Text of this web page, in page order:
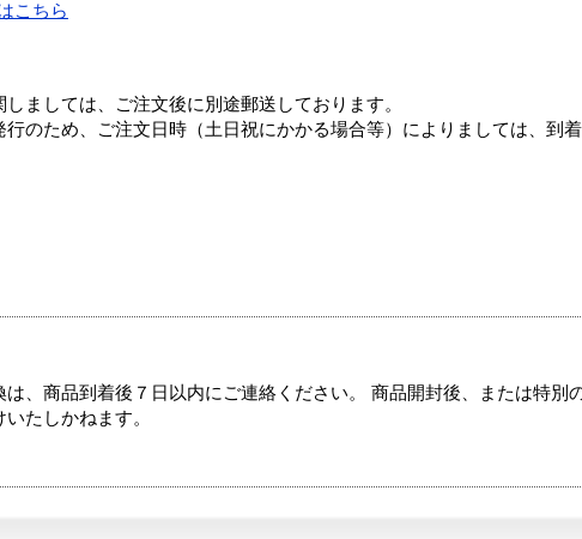
こちら
ましては、ご注文後に別途郵送しております。
のため、ご注文日時（土日祝にかかる場合等）によりましては、到
、商品到着後７日以内にご連絡ください。 商品開封後、または特別
たしかねます。